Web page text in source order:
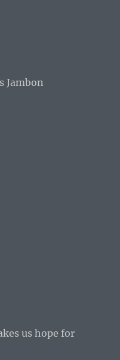
Jambon
us hope for